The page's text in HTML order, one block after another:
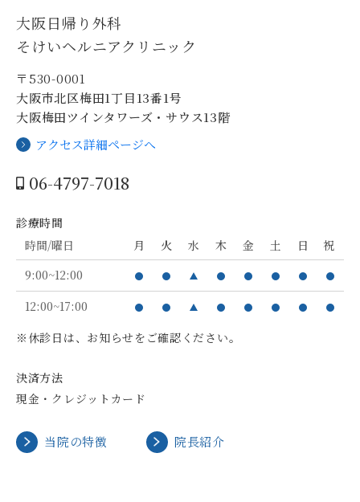
大阪日帰り外科
そけいヘルニアクリニック
〒530-0001
大阪市北区梅田1丁目13番1号
大阪梅田ツインタワーズ・サウス13階
アクセス詳細ページへ
06-4797-7018
診療時間
時間/曜日
月 火 水 木 金 土 日
祝
9:00~12:00
12:00~17:00
※休診日は、お知らせをご確認ください。
決済方法
現金・クレジットカード
当院の特徴 院長紹介